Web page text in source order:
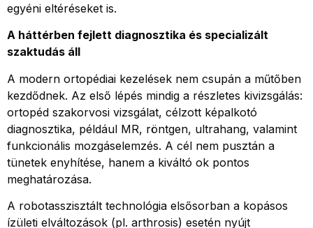
egyéni eltéréseket is.
A háttérben fejlett diagnosztika és specializált
szaktudás áll
A modern ortopédiai kezelések nem csupán a műtőben
kezdődnek. Az első lépés mindig a részletes kivizsgálás:
ortopéd szakorvosi vizsgálat, célzott képalkotó
diagnosztika, például MR, röntgen, ultrahang, valamint
funkcionális mozgáselemzés. A cél nem pusztán a
tünetek enyhítése, hanem a kiváltó ok pontos
meghatározása.
A robotasszisztált technológia elsősorban a kopásos
ízületi elváltozások (pl. arthrosis) esetén nyújt